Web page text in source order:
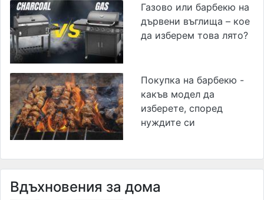
Газово или барбекю на
дървени въглища – кое
да изберем това лято?
Покупка на барбекю -
какъв модел да
изберете, според
нуждите си
Вдъхновения за дома